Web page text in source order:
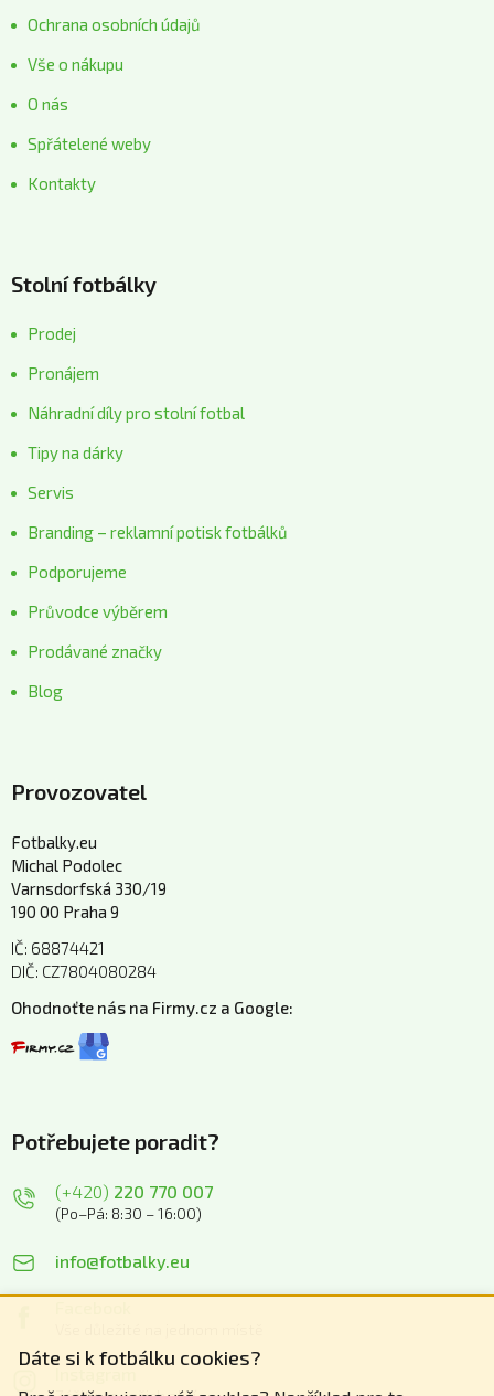
Dáte si k fotbálku cookies?
Ochrana osobních údajů
Vše o nákupu
O nás
Spřátelené weby
Kontakty
Stolní fotbálky
Prodej
Pronájem
Náhradní díly pro stolní fotbal
Tipy na dárky
Servis
Branding – reklamní potisk fotbálků
Podporujeme
Průvodce výběrem
Prodávané značky
Blog
Provozovatel
Fotbalky.eu
Michal Podolec
Varnsdorfská 330/19
190 00 Praha 9
IČ: 68874421
DIČ: CZ7804080284
Ohodnoťte nás na Firmy.cz a Google:
Potřebujete poradit?
(+420) 220 770 007
(Po–Pá: 8:30 – 16:00)
info@fotbalky.eu